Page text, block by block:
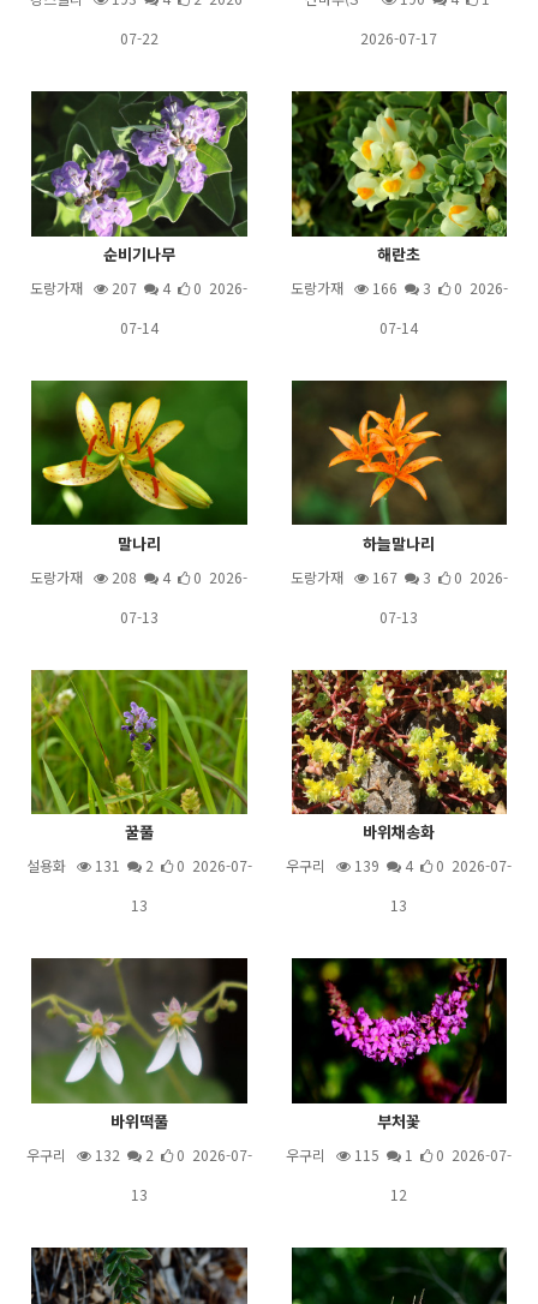
07-22
2026-07-17
순비기나무
도랑가재 207 4
0 2026-
07-14
해란초
도랑가재 166 3
0 2026-
07-14
말나리
도랑가재 208 4
0 2026-
07-13
하늘말나리
도랑가재 167 3
0 2026-
07-13
꿀풀
설용화 131 2
0 2026-07-
13
바위채송화
우구리 139 4
0 2026-07-
13
바위떡풀
우구리 132 2
0 2026-07-
13
부처꽃
우구리 115 1
0 2026-07-
12